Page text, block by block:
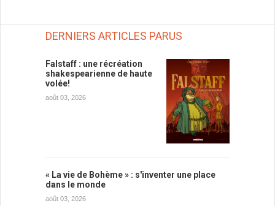
DERNIERS ARTICLES PARUS
Falstaff : une récréation
shakespearienne de haute
volée!
août 03, 2026
« La vie de Bohème » : s'inventer une place
dans le monde
août 03, 2026